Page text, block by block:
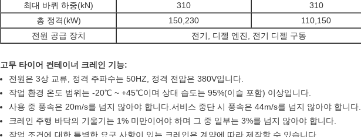
최대 바퀴 하중(kN)
310
310
총 정격(kW)
150,230
110,150
전원 공급 장치
전기, 디젤 엔진, 전기 디젤 구동
고무 타이어 컨테이너 크레인 기능:
전원은 3상 교류, 정격 주파수는 50HZ, 정격 전압은 380V입니다.
작업 환경 온도 범위는 -20℃ ~ +45℃이며 상대 습도는 95%(이슬 포함) 이상입니다.
사용 중 풍속은 20m/s를 넘지 않아야 합니다.서비스 중단 시 풍속은 44m/s를 넘지 않아야 합니다.
크레인 주행 바닥의 기울기는 1% 미만이어야 하며 그 중 일부는 3%를 넘지 않아야 합니다.
작업 조건에 대한 특별한 요구 사항이 있는 크레인은 계약에 따라 제작할 수 있습니다.